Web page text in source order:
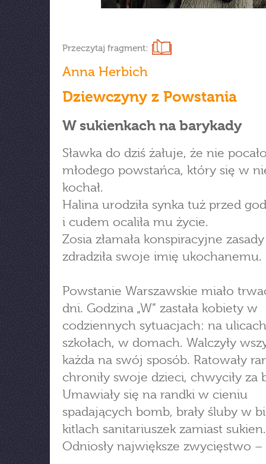
Przeczytaj fragment:
Anna Herbich
Dziewczyny z Powstania
W sukienkach na barykady
Sławka do dziś żałuje, że nie
młodego powstańca, który się w
kochał.
Halina urodziła synka tuż przed
i cudem ocaliła mu życie.
Zosia złamała konspiracyjne
zdradziła swoje imię ukochanemu.
Powstanie Warszawskie miało
dni. Godzina „W” zastała kobiety w
codziennych sytuacjach: na
szkołach, w domach. Walczyły
każda na swój sposób. Ratowały
chroniły swoje dzieci, chwyciły za
Umawiały się na randki w cieniu
spadających bomb, brały śluby w
kitlach sanitariuszek zamiast sukien.
Odniosły największe zwycięstwo –